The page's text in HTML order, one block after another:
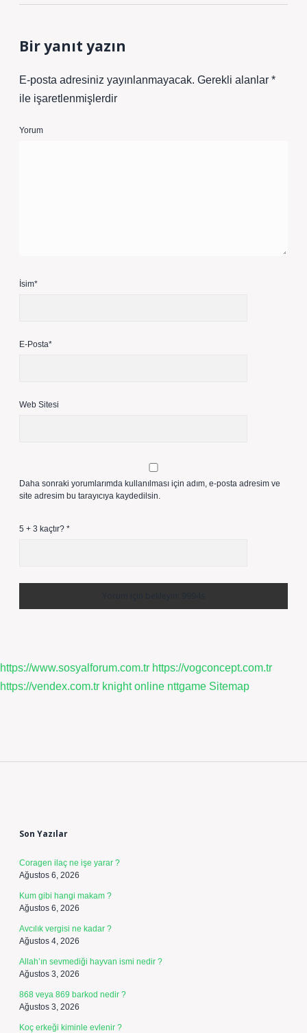
Bir yanıt yazın
E-posta adresiniz yayınlanmayacak. Gerekli alanlar *
ile işaretlenmişlerdir
Yorum
İsim*
E-Posta*
Web Sitesi
Daha sonraki yorumlarımda kullanılması için adım, e-posta adresim ve
site adresim bu tarayıcıya kaydedilsin.
5 + 3 kaçtır? *
https://www.sosyalforum.com.tr https://vogconcept.com.tr
https://vendex.com.tr knight online nttgame Sitemap
Son Yazılar
Coragen ilaç ne işe yarar ?
Ağustos 6, 2026
Kum gibi hangi makam ?
Ağustos 6, 2026
Avcılık vergisi ne kadar ?
Ağustos 4, 2026
Allah’ın sevmediği hayvan ismi nedir ?
Ağustos 3, 2026
868 veya 869 barkod nedir ?
Ağustos 3, 2026
Koç erkeği kiminle evlenir ?